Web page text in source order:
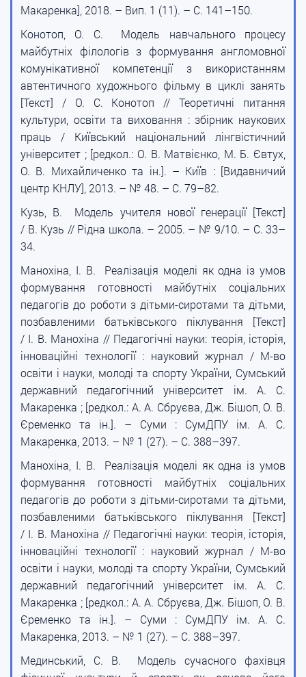
Макаренка], 2018. – Вип. 1 (11). – С. 141–150.
Конотоп, О. С. Модель навчального процесу
майбутніх філологів з формування англомовної
комунікативної компетенції з використанням
автентичного художнього фільму в циклі занять
[Текст] / О. С. Конотоп // Теоретичні питання
культури, освіти та виховання : збірник наукових
праць / Київський національний лінгвістичний
університет ; [редкол.: О. В. Матвієнко, М. Б. Євтух,
О. В. Михайличенко та ін.]. – Київ : [Видавничий
центр КНЛУ], 2013. – № 48. – С. 79–82.
Кузь, В. Модель учителя нової генерації [Текст]
/ В. Кузь // Рідна школа. – 2005. – № 9/10. – С. 33–
34.
Манохіна, І. В. Реалізація моделі як одна із умов
формування готовності майбутніх соціальних
педагогів до роботи з дітьми-сиротами та дітьми,
позбавленими батьківського піклування [Текст]
/ І. В. Манохіна // Педагогічні науки: теорія, історія,
інноваційні технології : науковий журнал / М-во
освіти і науки, молоді та спорту України, Сумський
державний педагогічний університет ім. А. С.
Макаренка ; [редкол.: А. А. Сбруєва, Дж. Бішоп, О. В.
Єременко та ін.]. – Суми : СумДПУ ім. А. С.
Макаренка, 2013. – № 1 (27). – С. 388–397.
Манохіна, І. В. Реалізація моделі як одна із умов
формування готовності майбутніх соціальних
педагогів до роботи з дітьми-сиротами та дітьми,
позбавленими батьківського піклування [Текст]
/ І. В. Манохіна // Педагогічні науки: теорія, історія,
інноваційні технології : науковий журнал / М-во
освіти і науки, молоді та спорту України, Сумський
державний педагогічний університет ім. А. С.
Макаренка ; [редкол.: А. А. Сбруєва, Дж. Бішоп, О. В.
Єременко та ін.]. – Суми : СумДПУ ім. А. С.
Макаренка, 2013. – № 1 (27). – С. 388–397.
Мединський, С. В. Модель сучасного фахівця